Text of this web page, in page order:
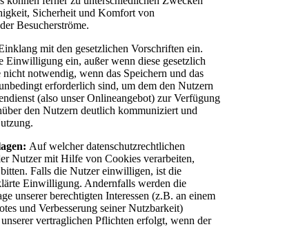
Sicherheit und Komfort von
Besucherströme.
mit den gesetzlichen Vorschriften ein.
ein, außer wenn diese gesetzlich
notwendig, wenn das Speichern und das
erforderlich sind, um dem den Nutzern
(also unser Onlineangebot) zur Verfügung
den Nutzern deutlich kommuniziert und
Auf welcher datenschutzrechtlichen
Nutzer mit Hilfe von Cookies verarbeiten,
Falls die Nutzer einwilligen, ist die
Einwilligung. Andernfalls werden die
unserer berechtigten Interessen (z.B. an einem
und Verbesserung seiner Nutzbarkeit)
vertraglichen Pflichten erfolgt, wenn der